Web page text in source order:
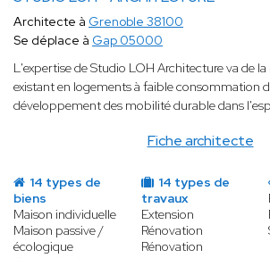
Fiche architecte
Architecte à Grenoble 38100
Se déplace à Gap 05000
L'expertise de Studio LOH Architecture va de
existant en logements à faible consommation
développement des mobilité durable dans
14 types de
biens
Maison individuelle
Maison passive /
écologique
14 types de
travaux
Extension
Rénovation
Rénovation